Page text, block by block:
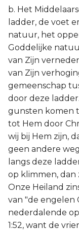
b. Het
ladder, de voet
natuur, het
Goddelijke
van Zijn
van Zijn
gemeenschap
door deze
gunsten komen
tot Hem door
wij bij Hem zijn,
geen andere
langs deze
op klimmen, dan
Onze Heiland
van "de engelen
nederdalende
1:52, want de